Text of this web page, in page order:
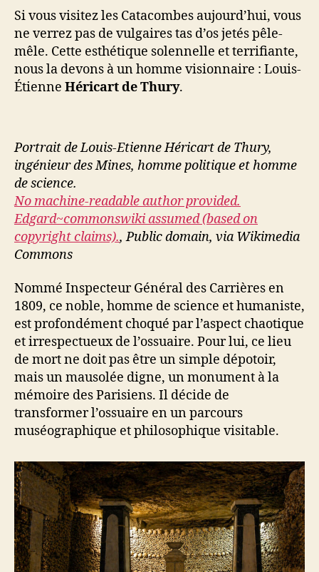
Si vous visitez les Catacombes aujourd’hui, vous
ne verrez pas de vulgaires tas d’os jetés pêle-
mêle. Cette esthétique solennelle et terrifiante,
nous la devons à un homme visionnaire : Louis-
Étienne Héricart de Thury.
Portrait de Louis-Etienne Héricart de Thury,
ingénieur des Mines, homme politique et homme
de science.
No machine-readable author provided.
Edgard~commonswiki assumed (based on
copyright claims)., Public domain, via Wikimedia
Commons
Nommé Inspecteur Général des Carrières en
1809, ce noble, homme de science et humaniste,
est profondément choqué par l’aspect chaotique
et irrespectueux de l’ossuaire. Pour lui, ce lieu
de mort ne doit pas être un simple dépotoir,
mais un mausolée digne, un monument à la
mémoire des Parisiens. Il décide de
transformer l’ossuaire en un parcours
muséographique et philosophique visitable.